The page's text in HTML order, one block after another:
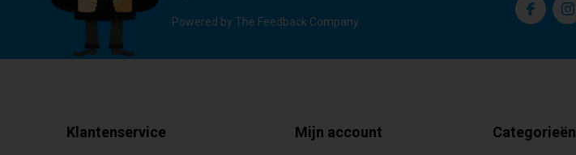
Powered by The Feedback Company
Klantenservice Mijn account Categorieën